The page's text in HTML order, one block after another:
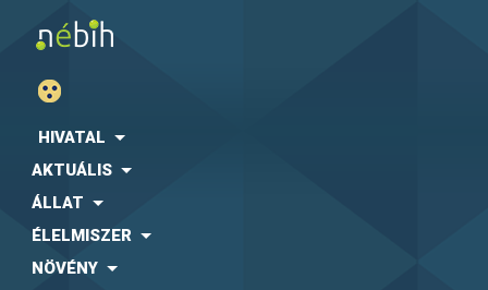
HIVATAL
AKTUÁLIS
ÁLLAT
ÉLELMISZER
NÖVÉNY